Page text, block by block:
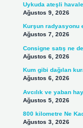
Uykuda ateşli havale
Ağustos 9, 2026
Kurşun radyasyonu
Ağustos 7, 2026
Consigne satış ne
Ağustos 6, 2026
Kum gibi dağılan
Ağustos 6, 2026
Avcılık ve yaban
Ağustos 5, 2026
800 kilometre Ne
Ağustos 3, 2026